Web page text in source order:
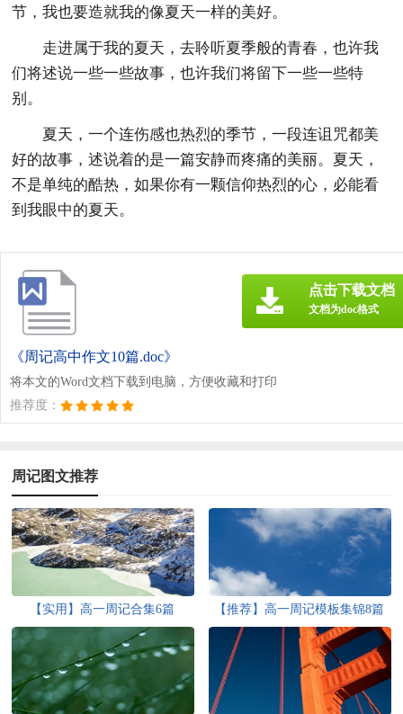
节，我也要造就我的像夏天一样的美好。
走进属于我的夏天，去聆听夏季般的青春，也许我
们将述说一些一些故事，也许我们将留下一些一些特
别。
夏天，一个连伤感也热烈的季节，一段连诅咒都美
好的故事，述说着的是一篇安静而疼痛的美丽。夏天，
不是单纯的酷热，如果你有一颗信仰热烈的心，必能看
到我眼中的夏天。
《周记高中作文10篇.doc》
将本文的Word文档下载到电脑，方便收藏和打印
推荐度：
点击下载文档
文档为doc格式
周记图文推荐
【实用】高一周记合集6篇 【推荐】高一周记模板集锦8篇